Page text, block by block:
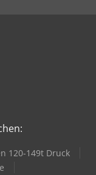
120-149t Druck